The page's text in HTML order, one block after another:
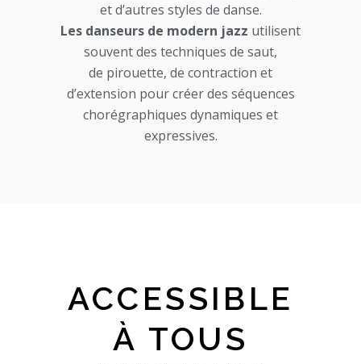
et d’autres styles de danse.
Les danseurs de modern jazz utilisent
souvent des techniques de saut,
de pirouette, de contraction et
d’extension pour créer des séquences
chorégraphiques dynamiques et
expressives.
ACCESSIBLE
À TOUS